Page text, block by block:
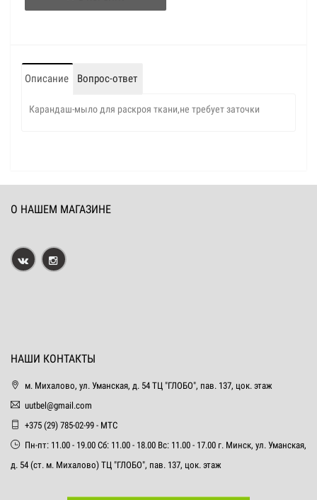
Описание Вопрос-ответ
Карандаш-мыло для раскроя ткани,не требует заточки
О НАШЕМ МАГАЗИНЕ
НАШИ КОНТАКТЫ
м. Михалово, ул. Уманская, д. 54 ТЦ "ГЛОБО", пав. 137, цок. этаж
uutbel@gmail.com
+375 (29) 785-02-99 - МТС
Пн-пт: 11.00 - 19.00 Сб: 11.00 - 18.00 Вс: 11.00 - 17.00 г. Минск, ул. Уманская,
д. 54 (ст. м. Михалово) ТЦ "ГЛОБО", пав. 137, цок. этаж